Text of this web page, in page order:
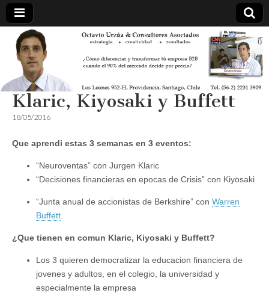
Klaric, Kiyosaki y Buffett
18/05/2016
Que aprendi estas 3 semanas en 3 eventos:
“Neuroventas” con Jurgen Klaric
“Decisiones financieras en epocas de Crisis” con Kiyosaki
“Junta anual de accionistas de Berkshire” con Warren
Buffett
¿Que tienen en comun Klaric, Kiyosaki y Buffett?
Los 3 quieren democratizar la educacion financiera de
jovenes y adultos, en el colegio, la universidad y
especialmente la empresa